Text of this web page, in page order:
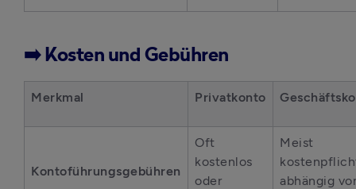
➡️ Kosten und Gebühren
Merkmal Privatkonto
Kontoführungsgebühren
Oft
kostenlos
oder
Meist
abhängig